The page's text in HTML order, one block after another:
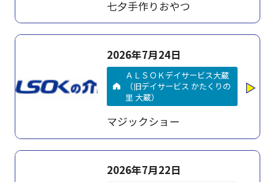
七夕手作りおやつ
2026年7月24日
ＡＬＳＯＫデイサービス大蔵
（旧デイサービス かたくりの
里 大蔵）
マジックショー
2026年7月22日